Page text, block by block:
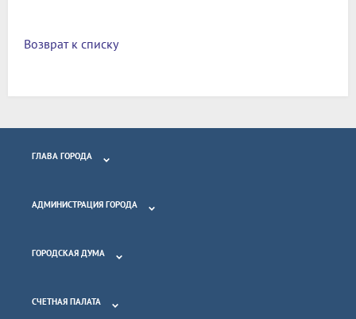
Возврат к списку
ГЛАВА ГОРОДА
АДМИНИСТРАЦИЯ ГОРОДА
ГОРОДСКАЯ ДУМА
СЧЕТНАЯ ПАЛАТА